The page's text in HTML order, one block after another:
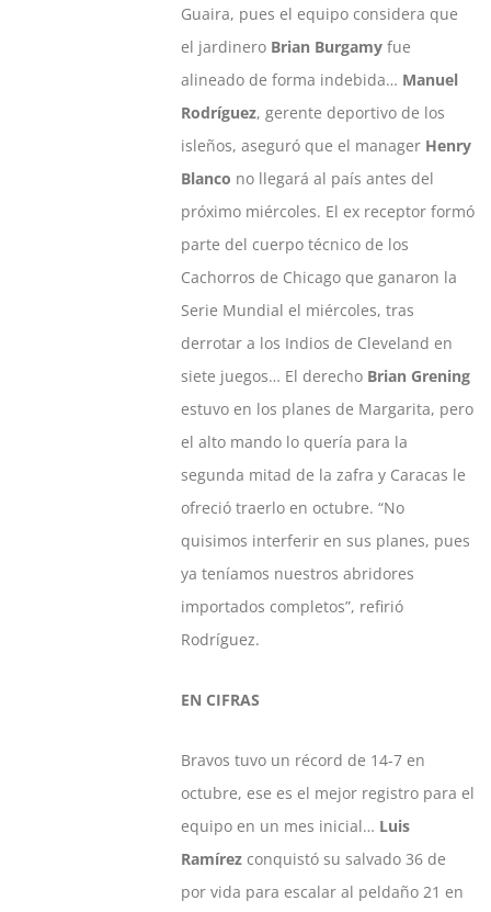
Guaira, pues el equipo considera que
el jardinero Brian Burgamy fue
alineado de forma indebida… Manuel
Rodríguez, gerente deportivo de los
isleños, aseguró que el manager Henry
Blanco no llegará al país antes del
próximo miércoles. El ex receptor formó
parte del cuerpo técnico de los
Cachorros de Chicago que ganaron la
Serie Mundial el miércoles, tras
derrotar a los Indios de Cleveland en
siete juegos… El derecho Brian Grening
estuvo en los planes de Margarita, pero
el alto mando lo quería para la
segunda mitad de la zafra y Caracas le
ofreció traerlo en octubre. “No
quisimos interferir en sus planes, pues
ya teníamos nuestros abridores
importados completos”, refirió
Rodríguez.
EN CIFRAS
Bravos tuvo un récord de 14-7 en
octubre, ese es el mejor registro para el
equipo en un mes inicial… Luis
Ramírez conquistó su salvado 36 de
por vida para escalar al peldaño 21 en